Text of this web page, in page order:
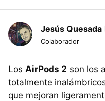
Jesús Quesada
Colaborador
Los AirPods 2 son los
totalmente
que mejoran